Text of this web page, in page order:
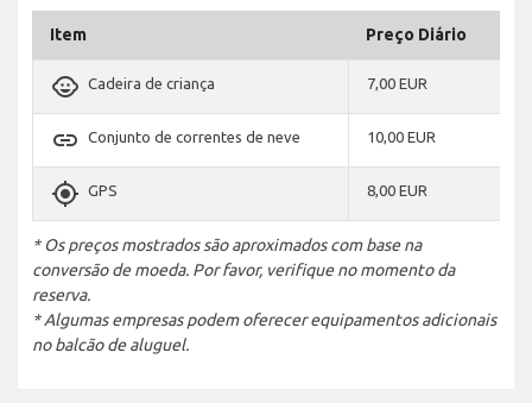
Item Preço Diário
child_care Cadeira de criança 7,00 EUR
link Conjunto de correntes de neve 10,00 EUR
gps_fixed GPS 8,00 EUR
* Os preços mostrados são aproximados com base na
conversão de moeda. Por favor, verifique no momento da
reserva.
* Algumas empresas podem oferecer equipamentos adicionais
no balcão de aluguel.